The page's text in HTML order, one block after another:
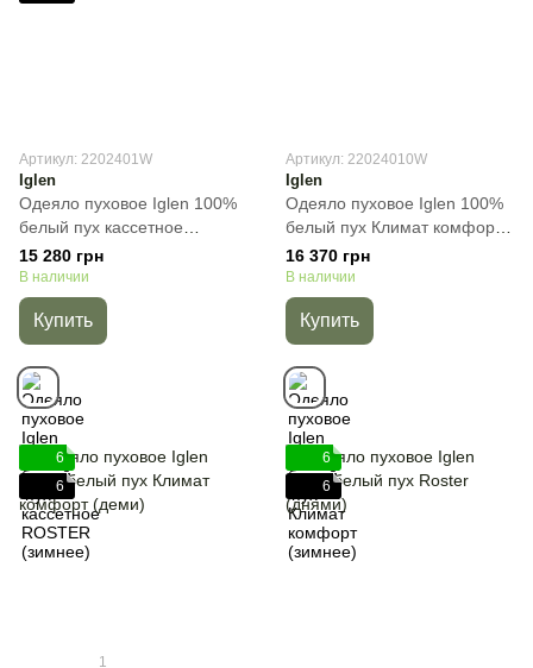
Артикул: 2202401W
Iglen
Одеяло пуховое Iglen 100%
белый пух кассетное
ROSTER (зимнее), Белый,
Евро-макси, 220х240 см,
1600 г
15 280 грн
В наличии
Купить
Артикул: 22024010W
Iglen
Одеяло пуховое Iglen 100%
белый пух Климат комфорт
(зимнее), Белый, Евро-
макси, 220х240 см, 1600 г
16 370 грн
В наличии
Купить
6
6
1
6
6